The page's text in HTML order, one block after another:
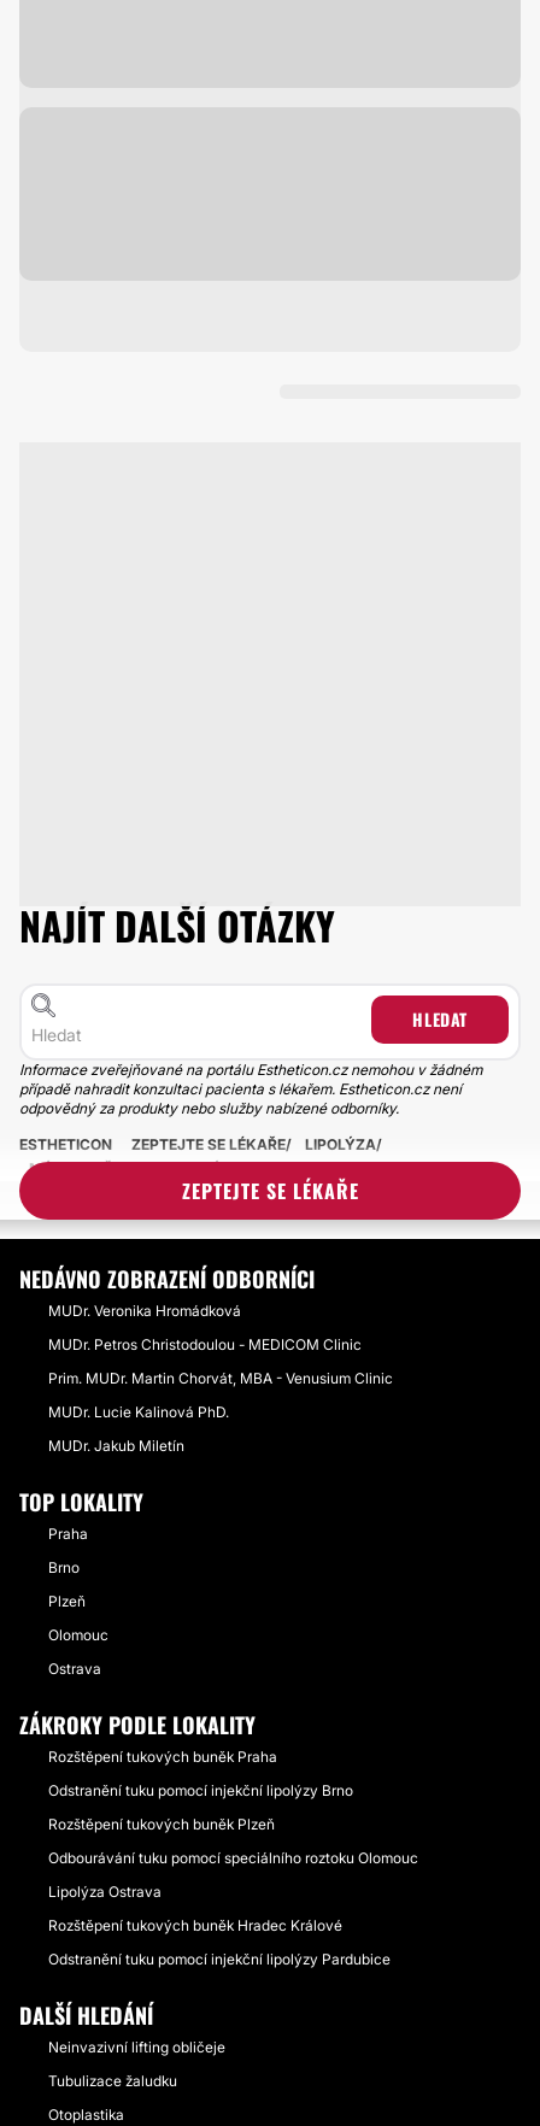
NAJÍT DALŠÍ OTÁZKY
HLEDAT
Informace zveřejňované na portálu Estheticon.cz nemohou v žádném
případě nahradit konzultaci pacienta s lékařem. Estheticon.cz není
odpovědný za produkty nebo služby nabízené odborníky.
ZEPTEJTE SE LÉKAŘE
ESTHETICON ZEPTEJTE SE LÉKAŘE
LIPOLÝZA
MÁ PRO MĚ SMYSL LIPOLÝZA PODBRADKU, NEBO JE NUTNO
PROBLÉM ŘEŠIT JINAK?
NEDÁVNO ZOBRAZENÍ ODBORNÍCI
MUDr. Veronika Hromádková
MUDr. Petros Christodoulou - MEDICOM Clinic
Prim. MUDr. Martin Chorvát, MBA - Venusium Clinic
MUDr. Lucie Kalinová PhD.
MUDr. Jakub Miletín
TOP LOKALITY
Praha
Brno
Plzeň
Olomouc
Ostrava
ZÁKROKY PODLE LOKALITY
Rozštěpení tukových buněk Praha
Odstranění tuku pomocí injekční lipolýzy Brno
Rozštěpení tukových buněk Plzeň
Odbourávání tuku pomocí speciálního roztoku Olomouc
Lipolýza Ostrava
Rozštěpení tukových buněk Hradec Králové
Odstranění tuku pomocí injekční lipolýzy Pardubice
DALŠÍ HLEDÁNÍ
Neinvazivní lifting obličeje
Tubulizace žaludku
Otoplastika